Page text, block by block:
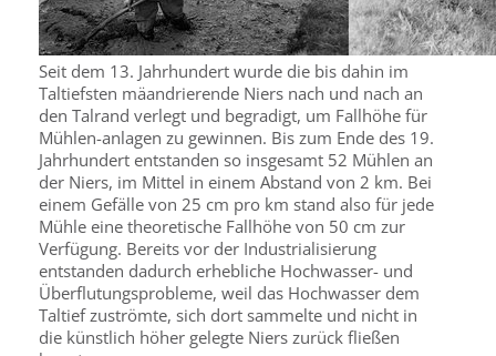
Seit dem 13. Jahrhundert wurde die bis dahin im
Taltiefsten mäandrierende Niers nach und nach an
den Talrand verlegt und begradigt, um Fallhöhe für
Mühlen-anlagen zu gewinnen. Bis zum Ende des 19.
Jahrhundert entstanden so insgesamt 52 Mühlen an
der Niers, im Mittel in einem Abstand von 2 km. Bei
einem Gefälle von 25 cm pro km stand also für jede
Mühle eine theoretische Fallhöhe von 50 cm zur
Verfügung. Bereits vor der Industrialisierung
entstanden dadurch erhebliche Hochwasser- und
Überflutungsprobleme, weil das Hochwasser dem
Taltief zuströmte, sich dort sammelte und nicht in
die künstlich höher gelegte Niers zurück fließen